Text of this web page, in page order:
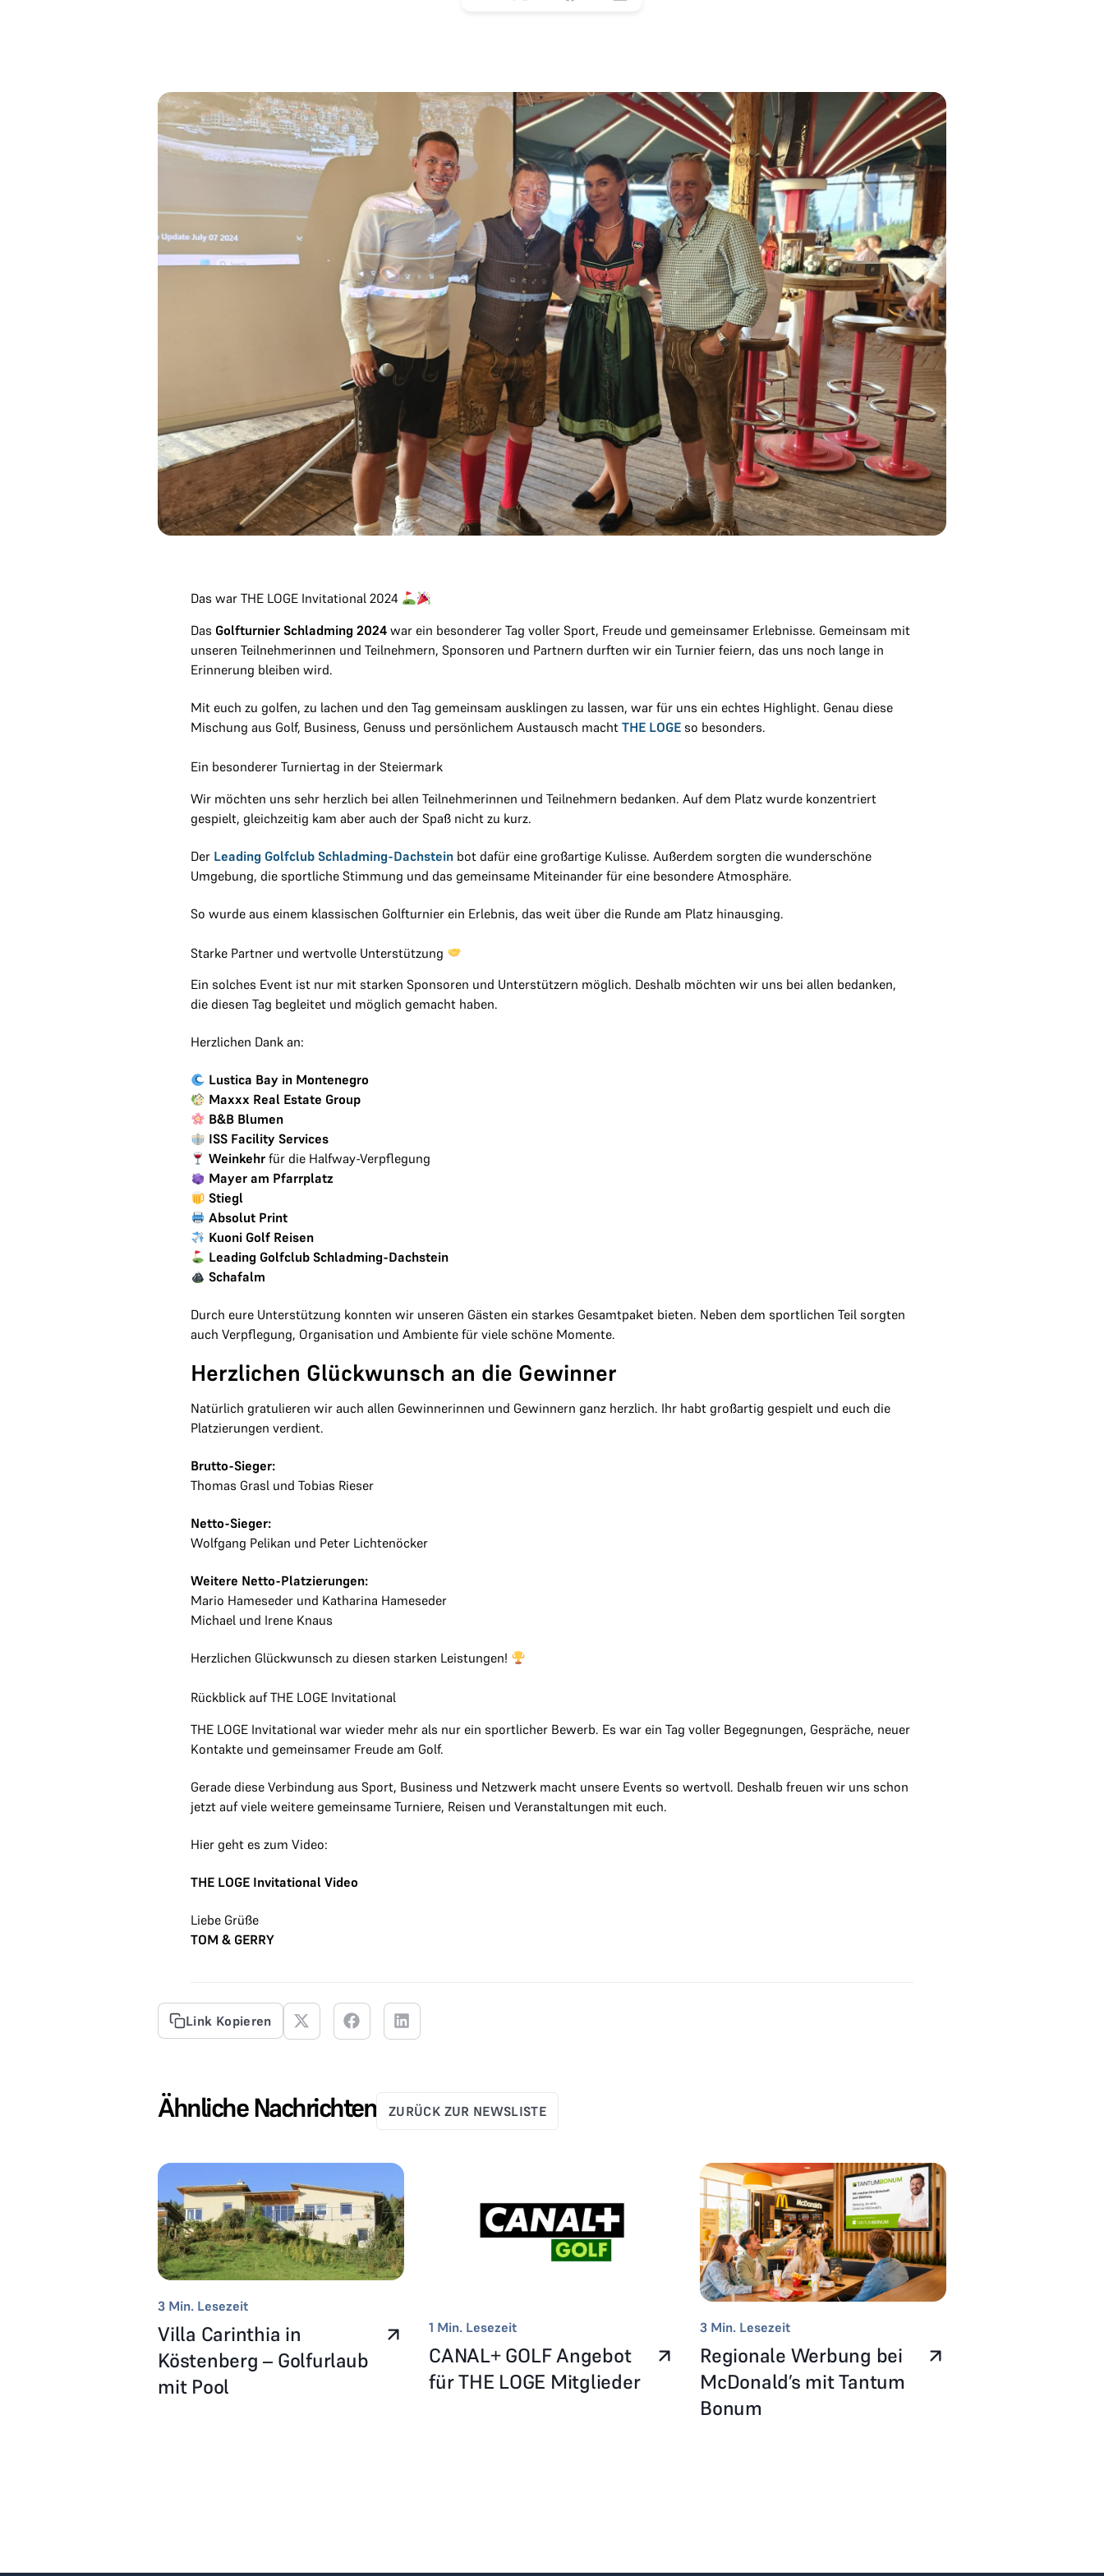
Das war THE LOGE Invitational 2024
Das Golfturnier Schladming 2024 war ein besonderer Tag voller Sport, Freude und gemeinsamer Erlebnisse. Gemeinsam mit
unseren Teilnehmerinnen und Teilnehmern, Sponsoren und Partnern durften wir ein Turnier feiern, das uns noch lange in
Erinnerung bleiben wird.
Mit euch zu golfen, zu lachen und den Tag gemeinsam ausklingen zu lassen, war für uns ein echtes Highlight. Genau diese
Mischung aus Golf, Business, Genuss und persönlichem Austausch macht THE LOGE so besonders.
Ein besonderer Turniertag in der Steiermark
Wir möchten uns sehr herzlich bei allen Teilnehmerinnen und Teilnehmern bedanken. Auf dem Platz wurde konzentriert
gespielt, gleichzeitig kam aber auch der Spaß nicht zu kurz.
Der Leading Golfclub Schladming-Dachstein bot dafür eine großartige Kulisse. Außerdem sorgten die wunderschöne
Umgebung, die sportliche Stimmung und das gemeinsame Miteinander für eine besondere Atmosphäre.
So wurde aus einem klassischen Golfturnier ein Erlebnis, das weit über die Runde am Platz hinausging.
Starke Partner und wertvolle Unterstützung
Ein solches Event ist nur mit starken Sponsoren und Unterstützern möglich. Deshalb möchten wir uns bei allen bedanken,
die diesen Tag begleitet und möglich gemacht haben.
Herzlichen Dank an:
Lustica Bay in Montenegro
Maxxx Real Estate Group
B&B Blumen
ISS Facility Services
Weinkehr für die Halfway-Verpflegung
Mayer am Pfarrplatz
Stiegl
Absolut Print
Kuoni Golf Reisen
Leading Golfclub Schladming-Dachstein
Schafalm
Durch eure Unterstützung konnten wir unseren Gästen ein starkes Gesamtpaket bieten. Neben dem sportlichen Teil sorgten
auch Verpflegung, Organisation und Ambiente für viele schöne Momente.
Herzlichen Glückwunsch an die Gewinner
Natürlich gratulieren wir auch allen Gewinnerinnen und Gewinnern ganz herzlich. Ihr habt großartig gespielt und euch die
Platzierungen verdient.
Brutto-Sieger:
Thomas Grasl und Tobias Rieser
Netto-Sieger:
Wolfgang Pelikan und Peter Lichtenöcker
Weitere Netto-Platzierungen:
Mario Hameseder und Katharina Hameseder
Michael und Irene Knaus
Herzlichen Glückwunsch zu diesen starken Leistungen!
Rückblick auf THE LOGE Invitational
THE LOGE Invitational war wieder mehr als nur ein sportlicher Bewerb. Es war ein Tag voller Begegnungen, Gespräche, neuer
Kontakte und gemeinsamer Freude am Golf.
Gerade diese Verbindung aus Sport, Business und Netzwerk macht unsere Events so wertvoll. Deshalb freuen wir uns schon
jetzt auf viele weitere gemeinsame Turniere, Reisen und Veranstaltungen mit euch.
Hier geht es zum Video:
THE LOGE Invitational Video
Liebe Grüße
TOM & GERRY
Link Kopieren
Ähnliche Nachrichten ZURÜCK ZUR NEWSLISTE
3 Min. Lesezeit
Villa Carinthia in
Köstenberg – Golfurlaub
mit Pool
1 Min. Lesezeit
CANAL+ GOLF Angebot
für THE LOGE Mitglieder
3 Min. Lesezeit
Regionale Werbung bei
McDonald’s mit Tantum
Bonum